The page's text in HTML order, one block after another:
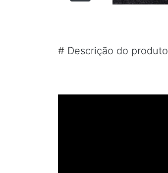
# Descrição do produto